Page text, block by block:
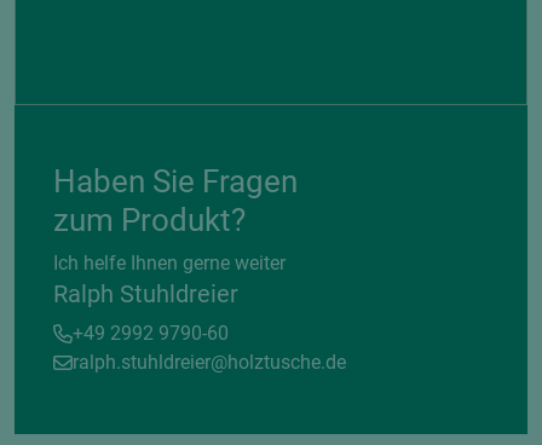
Haben Sie Fragen
zum Produkt?
Ich helfe Ihnen gerne weiter
Ralph Stuhldreier
+49 2992 9790-60
ralph.stuhldreier@holztusche.de